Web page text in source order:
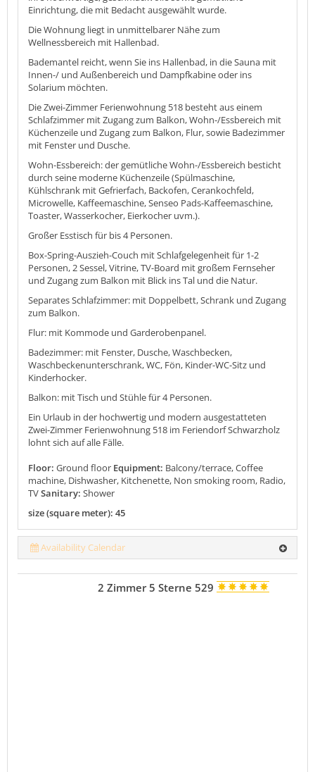
Einrichtung, die mit Bedacht ausgewählt wurde.
Die Wohnung liegt in unmittelbarer Nähe zum
Wellnessbereich mit Hallenbad.
Bademantel reicht, wenn Sie ins Hallenbad, in die Sauna mit
Innen-/ und Außenbereich und Dampfkabine oder ins
Solarium möchten.
Die Zwei-Zimmer Ferienwohnung 518 besteht aus einem
Schlafzimmer mit Zugang zum Balkon, Wohn-/Essbereich mit
Küchenzeile und Zugang zum Balkon, Flur, sowie Badezimmer
mit Fenster und Dusche.
Wohn-Essbereich: der gemütliche Wohn-/Essbereich besticht
durch seine moderne Küchenzeile (Spülmaschine,
Kühlschrank mit Gefrierfach, Backofen, Cerankochfeld,
Microwelle, Kaffeemaschine, Senseo Pads-Kaffeemaschine,
Toaster, Wasserkocher, Eierkocher uvm.).
Großer Esstisch für bis 4 Personen.
Box-Spring-Auszieh-Couch mit Schlafgelegenheit für 1-2
Personen, 2 Sessel, Vitrine, TV-Board mit großem Fernseher
und Zugang zum Balkon mit Blick ins Tal und die Natur.
Separates Schlafzimmer: mit Doppelbett, Schrank und Zugang
zum Balkon.
Flur: mit Kommode und Garderobenpanel.
Badezimmer: mit Fenster, Dusche, Waschbecken,
Waschbeckenunterschrank, WC, Fön, Kinder-WC-Sitz und
Kinderhocker.
Balkon: mit Tisch und Stühle für 4 Personen.
Ein Urlaub in der hochwertig und modern ausgestatteten
Zwei-Zimmer Ferienwohnung 518 im Feriendorf Schwarzholz
lohnt sich auf alle Fälle.
Floor: Ground floor Equipment: Balcony/terrace, Coffee
machine, Dishwasher, Kitchenette, Non smoking room, Radio,
TVSanitary: Shower
size (square meter): 45
Availability Calendar
2 Zimmer 5 Sterne 529